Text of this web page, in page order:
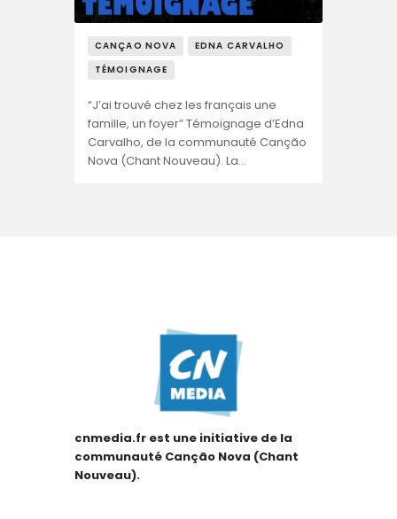
CANÇAO NOVA
EDNA CARVALHO
TÉMOIGNAGE
“J’ai trouvé chez les français une
famille, un foyer” Témoignage d’Edna
Carvalho, de la communauté Canção
Nova (Chant Nouveau). La…
cnmedia.fr est une initiative de la
communauté Canção Nova (Chant
Nouveau).